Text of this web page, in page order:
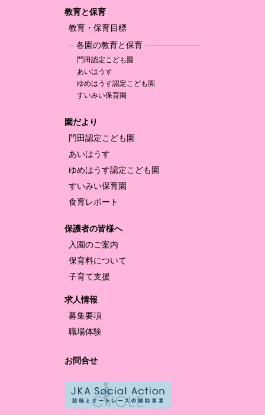
教育と保育
教育・保育目標
各園の教育と保育
門田認定こども園
あいはうす
ゆめはうす認定こども園
すいみい保育園
園だより
門田認定こども園
あいはうす
ゆめはうす認定こども園
すいみい保育園
食育レポート
保護者の皆様へ
入園のご案内
保育料について
子育て支援
求人情報
募集要項
職場体験
お問合せ